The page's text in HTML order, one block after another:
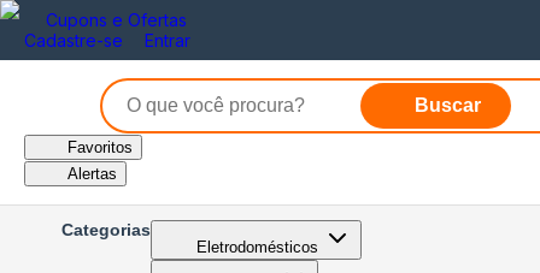
Cupons e Ofertas
Cadastre-se
Entrar
Buscar
Favoritos
Alertas
Categorias
Eletrodomésticos